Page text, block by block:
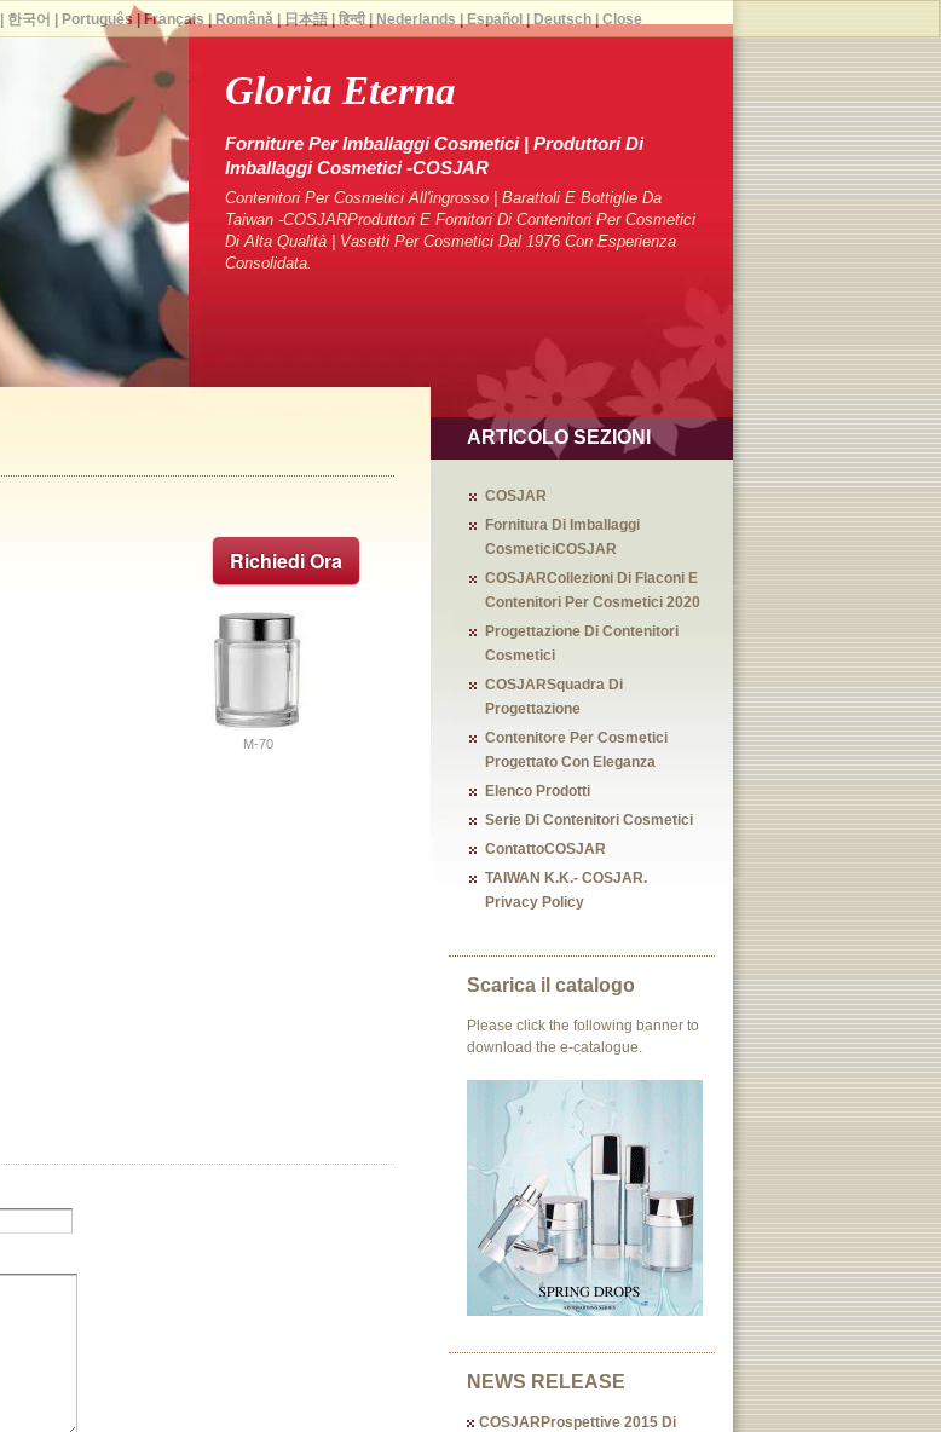
Gloria Eterna
Forniture Per Imballaggi Cosmetici | Produttori Di
Imballaggi Cosmetici -COSJAR
Contenitori Per Cosmetici All'ingrosso | Barattoli E Bottiglie Da
Taiwan -COSJARProduttori E Fornitori Di Contenitori Per Cosmetici
Di Alta Qualità | Vasetti Per Cosmetici Dal 1976 Con Esperienza
Consolidata.
Richiedi Ora
M-70
ARTICOLO SEZIONI
COSJAR
Fornitura Di Imballaggi
CosmeticiCOSJAR
COSJARCollezioni Di Flaconi E
Contenitori Per Cosmetici 2020
Progettazione Di Contenitori
Cosmetici
COSJARSquadra Di
Progettazione
Contenitore Per Cosmetici
Progettato Con Eleganza
Elenco Prodotti
Serie Di Contenitori Cosmetici
ContattoCOSJAR
TAIWAN K.K.- COSJAR.
Privacy Policy
Scarica il catalogo
Please click the following banner to
download the e-catalogue.
NEWS RELEASE
COSJARProspettive 2015 Di
한국어 Português Français Română| 日本語| हिन्दी| Nederlands Español Deutsch| Close